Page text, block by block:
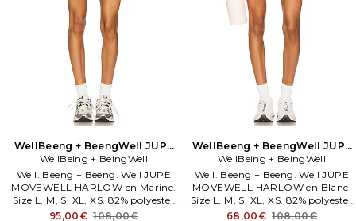
WellBeeng + BeengWell JUPE
MOVEWELL HARLOW en
Marine
WellBeing + BeingWell
Well. Beeng + Beeng. Well JUPE
MOVEWELL HARLOW en Marine.
Size L, M, S, XL, XS. 82% polyester
recyclé, 18% élasthanne. Lavage en
95,00€ 108,00€
WellBeeng + BeengWell JUPE
MOVEWELL HARLOW en Blanc
WellBeing + BeingWell
Well. Beeng + Beeng. Well JUPE
MOVEWELL HARLOW en Blanc.
Size L, M, S, XL, XS. 82% polyester
recyclé, 18% élasthanne. Lavage en
68,00€ 108,00€